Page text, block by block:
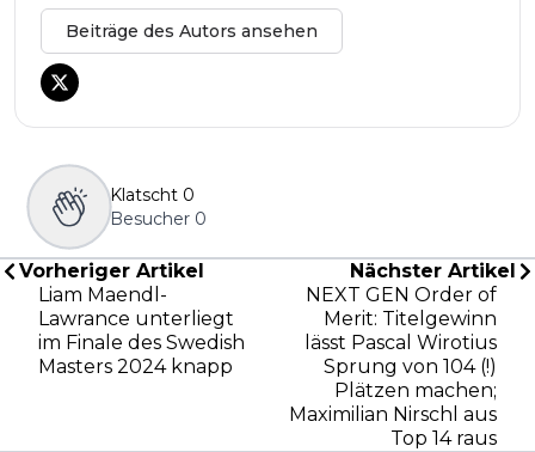
Beiträge des Autors ansehen
Klatscht 0
Besucher 0
Vorheriger Artikel
Liam Maendl-
Lawrance unterliegt
im Finale des Swedish
Masters 2024 knapp
Nächster Artikel
NEXT GEN Order of
Merit: Titelgewinn
lässt Pascal Wirotius
Sprung von 104 (!)
Plätzen machen;
Maximilian Nirschl aus
Top 14 raus